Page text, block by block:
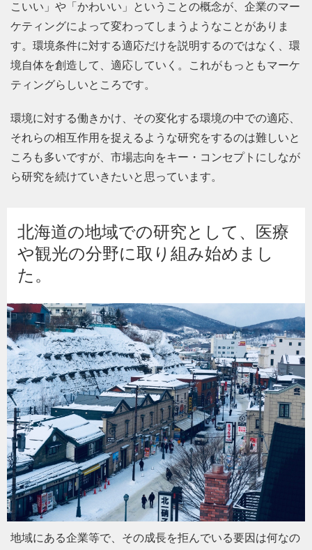
こいい」や「かわいい」ということの概念が、企業のマー
ケティングによって変わってしまうようなことがありま
す。環境条件に対する適応だけを説明するのではなく、環
境自体を創造して、適応していく。これがもっともマーケ
ティングらしいところです。
環境に対する働きかけ、その変化する環境の中での適応、
それらの相互作用を捉えるような研究をするのは難しいと
ころも多いですが、市場志向をキー・コンセプトにしなが
ら研究を続けていきたいと思っています。
北海道の地域での研究として、医療
や観光の分野に取り組み始めまし
た。
地域にある企業等で、その成長を拒んでいる要因は何なの